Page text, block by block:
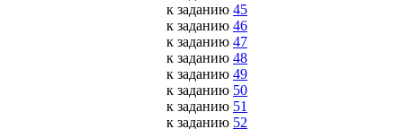
к заданию 45
к заданию 46
к заданию 47
к заданию 48
к заданию 49
к заданию 50
к заданию 51
к заданию 52